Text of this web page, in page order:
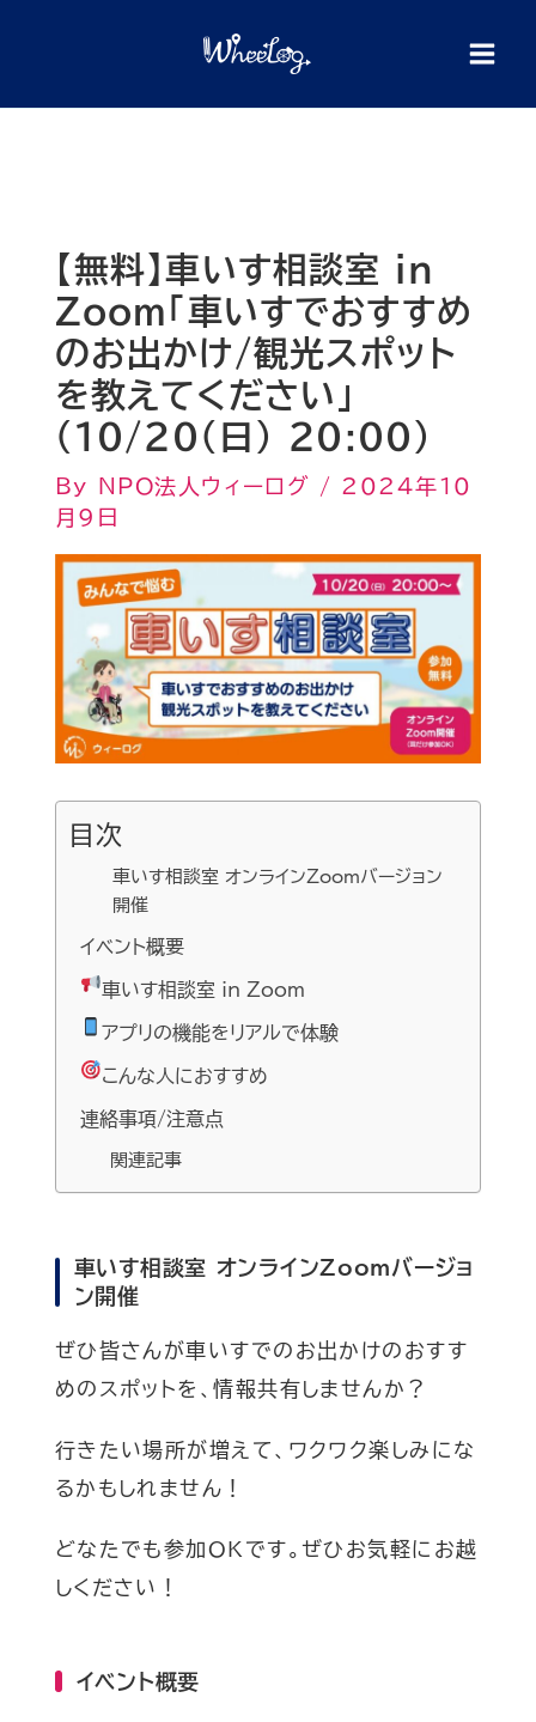
【無料】車いす相談室 in
Zoom「車いすでおすすめ
のお出かけ/観光スポット
を教えてください」
（10/20(日) 20:00）
By NPO法人ウィーログ / 2024年10
月9日
目次
車いす相談室 オンラインZoomバージョン
開催
イベント概要
車いす相談室 in Zoom
アプリの機能をリアルで体験
こんな人におすすめ
連絡事項/注意点
関連記事
車いす相談室 オンラインZoomバージョ
ン開催
ぜひ皆さんが車いすでのお出かけのおすす
めのスポットを、情報共有しませんか？
行きたい場所が増えて、ワクワク楽しみにな
るかもしれません！
どなたでも参加OKです。ぜひお気軽にお越
しください！
イベント概要